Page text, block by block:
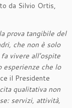
da Silvio Ortis,
prova tangibile del
che non è solo
vivere all’ospite
esperienze che lo
il Presidente
qualitativa non
servizi, attività,